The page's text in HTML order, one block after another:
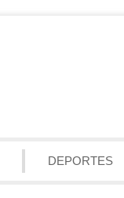
DEPORTES